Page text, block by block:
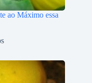
ao Máximo essa